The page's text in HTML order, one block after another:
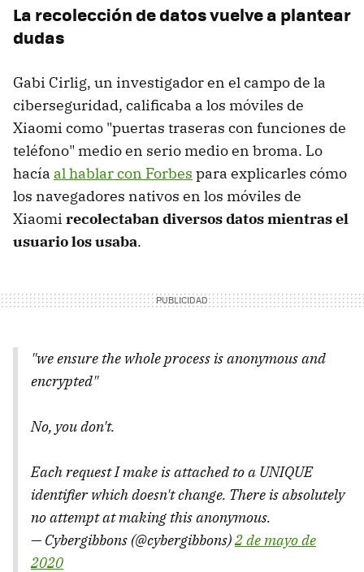
La recolección de datos vuelve a plantear
dudas
Gabi Cirlig, un investigador en el campo de la
ciberseguridad, calificaba a los móviles de
Xiaomi como "puertas traseras con funciones de
teléfono" medio en serio medio en broma. Lo
hacía al hablar con Forbes para explicarles cómo
los navegadores nativos en los móviles de
Xiaomi recolectaban diversos datos mientras el
usuario los usaba.
"we ensure the whole process is anonymous and
encrypted"
No, you don't.
Each request I make is attached to a UNIQUE
identifier which doesn't change. There is absolutely
no attempt at making this anonymous.
— Cybergibbons (@cybergibbons)2 de mayo de
2020